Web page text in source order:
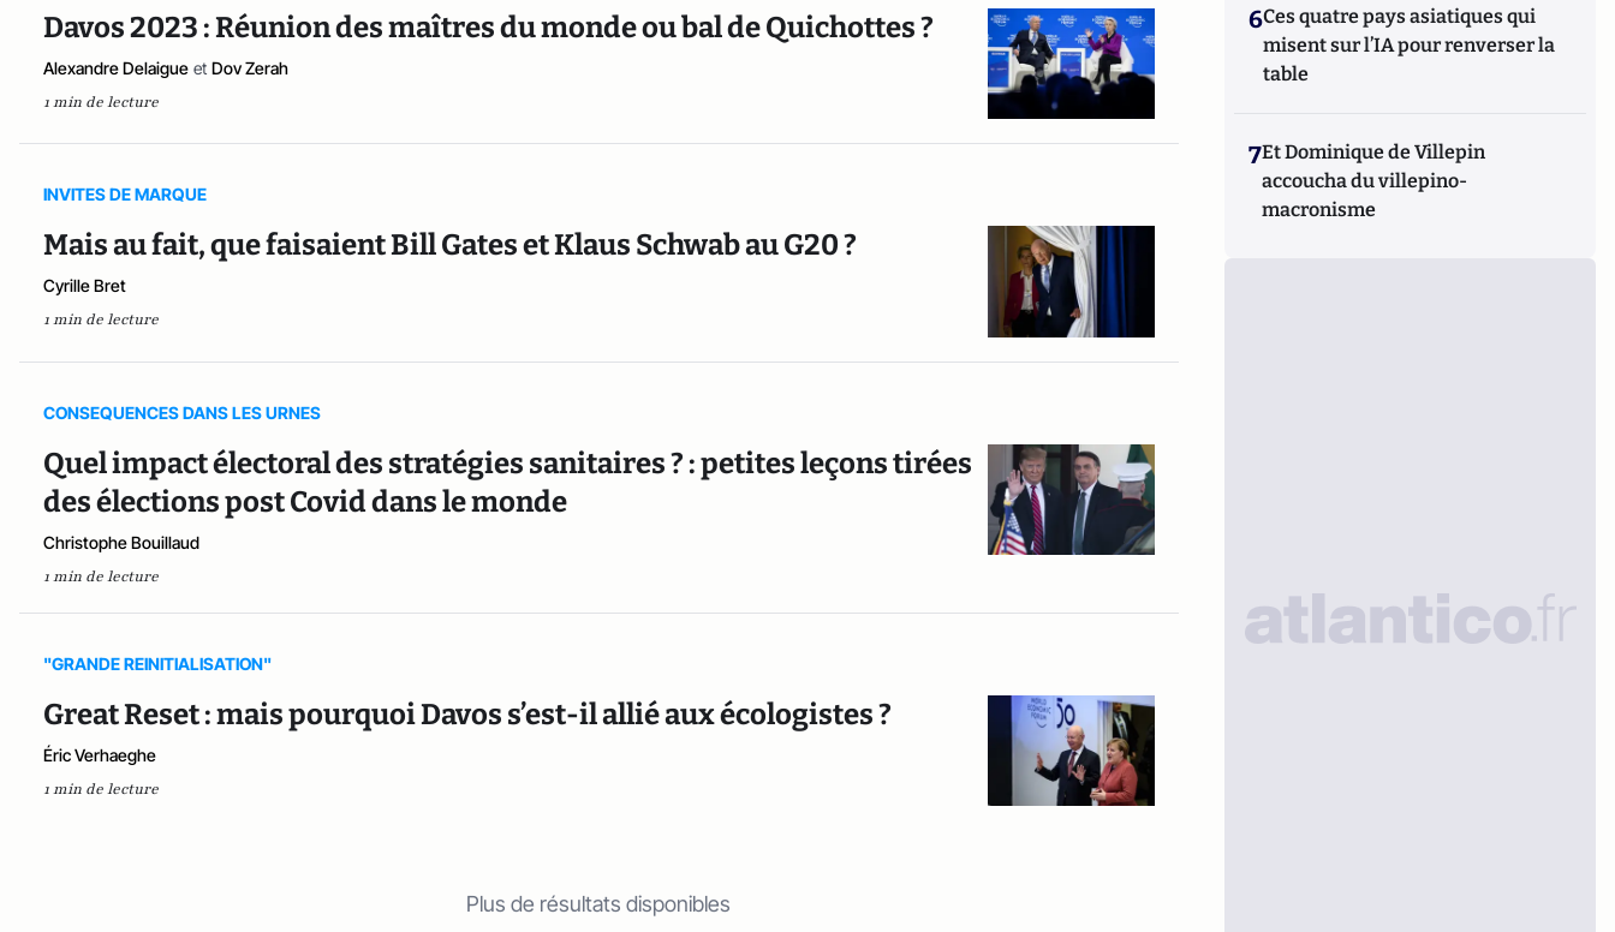
Davos 2023 : Réunion des maîtres du monde ou bal de Quichottes ?
Alexandre Delaigue et Dov Zerah
1 min de lecture
INVITES DE MARQUE
Mais au fait, que faisaient Bill Gates et Klaus Schwab au G20 ?
Cyrille Bret
1 min de lecture
CONSEQUENCES DANS LES URNES
Quel impact électoral des stratégies sanitaires ? : petites leçons tirées
des élections post Covid dans le monde
Christophe Bouillaud
1 min de lecture
"GRANDE REINITIALISATION"
Great Reset : mais pourquoi Davos s’est-il allié aux écologistes ?
Éric Verhaeghe
1 min de lecture
Plus de résultats disponibles
6Ces quatre pays asiatiques qui
misent sur l’IA pour renverser la
table
7Et Dominique de Villepin
accoucha du villepino-
macronisme